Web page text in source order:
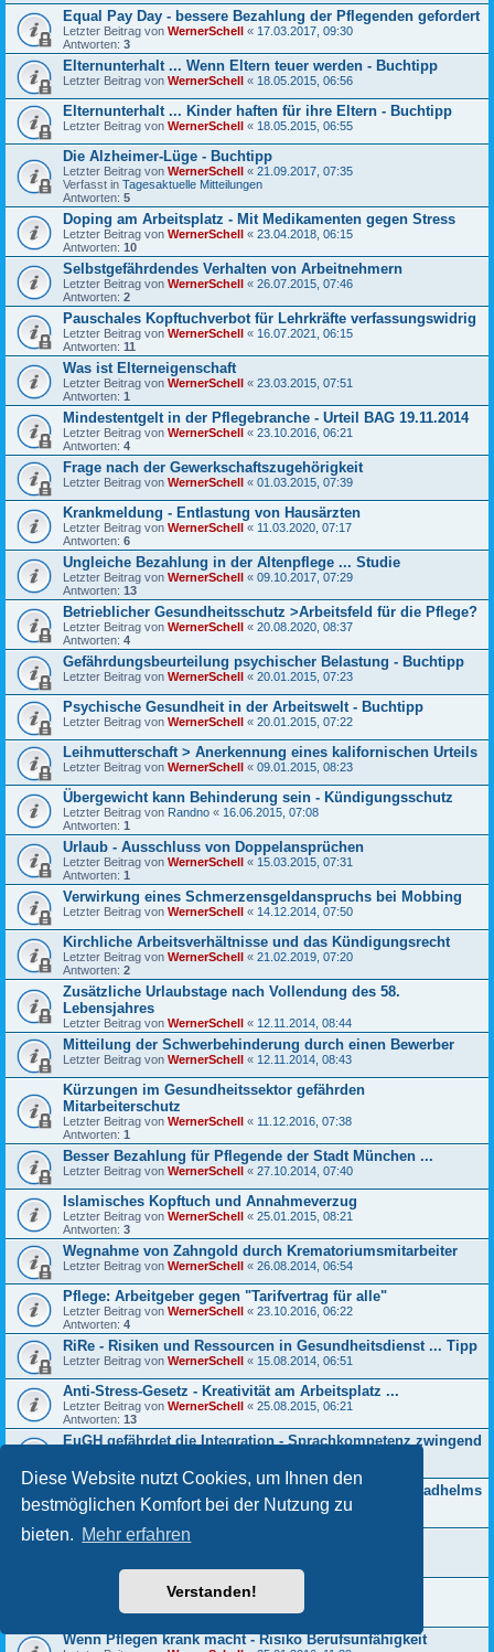
Diese Website nutzt Cookies, um Ihnen den
bestmöglichen Komfort bei der Nutzung zu
bieten. Mehr erfahren
Verstanden!
Equal Pay Day - bessere Bezahlung der Pflegenden gefordert
Letzter Beitrag von WernerSchell « 17.03.2017, 09:30
Antworten: 3
Elternunterhalt ... Wenn Eltern teuer werden - Buchtipp
Letzter Beitrag von WernerSchell « 18.05.2015, 06:56
Elternunterhalt ... Kinder haften für ihre Eltern - Buchtipp
Letzter Beitrag von WernerSchell « 18.05.2015, 06:55
Die Alzheimer-Lüge - Buchtipp
Letzter Beitrag von WernerSchell « 21.09.2017, 07:35
Verfasst in Tagesaktuelle Mitteilungen
Antworten: 5
Doping am Arbeitsplatz - Mit Medikamenten gegen Stress
Letzter Beitrag von WernerSchell « 23.04.2018, 06:15
Antworten: 10
Selbstgefährdendes Verhalten von Arbeitnehmern
Letzter Beitrag von WernerSchell « 26.07.2015, 07:46
Antworten: 2
Pauschales Kopftuchverbot für Lehrkräfte verfassungswidrig
Letzter Beitrag von WernerSchell « 16.07.2021, 06:15
Antworten: 11
Was ist Elterneigenschaft
Letzter Beitrag von WernerSchell « 23.03.2015, 07:51
Antworten: 1
Mindestentgelt in der Pflegebranche - Urteil BAG 19.11.2014
Letzter Beitrag von WernerSchell « 23.10.2016, 06:21
Antworten: 4
Frage nach der Gewerkschaftszugehörigkeit
Letzter Beitrag von WernerSchell « 01.03.2015, 07:39
Krankmeldung - Entlastung von Hausärzten
Letzter Beitrag von WernerSchell « 11.03.2020, 07:17
Antworten: 6
Ungleiche Bezahlung in der Altenpflege ... Studie
Letzter Beitrag von WernerSchell « 09.10.2017, 07:29
Antworten: 13
Betrieblicher Gesundheitsschutz >Arbeitsfeld für die Pflege?
Letzter Beitrag von WernerSchell « 20.08.2020, 08:37
Antworten: 4
Gefährdungsbeurteilung psychischer Belastung - Buchtipp
Letzter Beitrag von WernerSchell « 20.01.2015, 07:23
Psychische Gesundheit in der Arbeitswelt - Buchtipp
Letzter Beitrag von WernerSchell « 20.01.2015, 07:22
Leihmutterschaft > Anerkennung eines kalifornischen Urteils
Letzter Beitrag von WernerSchell « 09.01.2015, 08:23
Übergewicht kann Behinderung sein - Kündigungsschutz
Letzter Beitrag von Randno « 16.06.2015, 07:08
Antworten: 1
Urlaub - Ausschluss von Doppelansprüchen
Letzter Beitrag von WernerSchell « 15.03.2015, 07:31
Antworten: 1
Verwirkung eines Schmerzensgeldanspruchs bei Mobbing
Letzter Beitrag von WernerSchell « 14.12.2014, 07:50
Kirchliche Arbeitsverhältnisse und das Kündigungsrecht
Letzter Beitrag von WernerSchell « 21.02.2019, 07:20
Antworten: 2
Zusätzliche Urlaubstage nach Vollendung des 58.
Lebensjahres
Letzter Beitrag von WernerSchell « 12.11.2014, 08:44
Mitteilung der Schwerbehinderung durch einen Bewerber
Letzter Beitrag von WernerSchell « 12.11.2014, 08:43
Kürzungen im Gesundheitssektor gefährden
Mitarbeiterschutz
Letzter Beitrag von WernerSchell « 11.12.2016, 07:38
Antworten: 1
Besser Bezahlung für Pflegende der Stadt München ...
Letzter Beitrag von WernerSchell « 27.10.2014, 07:40
Islamisches Kopftuch und Annahmeverzug
Letzter Beitrag von WernerSchell « 25.01.2015, 08:21
Antworten: 3
Wegnahme von Zahngold durch Krematoriumsmitarbeiter
Letzter Beitrag von WernerSchell « 26.08.2014, 06:54
Pflege: Arbeitgeber gegen "Tarifvertrag für alle"
Letzter Beitrag von WernerSchell « 23.10.2016, 06:22
Antworten: 4
RiRe - Risiken und Ressourcen in Gesundheitsdienst ... Tipp
Letzter Beitrag von WernerSchell « 15.08.2014, 06:51
Anti-Stress-Gesetz - Kreativität am Arbeitsplatz ...
Letzter Beitrag von WernerSchell « 25.08.2015, 06:21
Antworten: 13
EuGH gefährdet die Integration - Sprachkompetenz zwingend
Antworten:
Kein Mitverschulden wegen Nichttragens eines Fahrradhelms
Letzter Beitrag vonWernerSchell«22.07.2019, 06:16
Urlaubsanspruch nach unbezahltem Sonderurlaub
Antworten:1
Immer mehr Pflegekräfte greifen zu Suchtmitteln
Wenn Pflegen krank macht - Risiko Berufsunfähigkeit